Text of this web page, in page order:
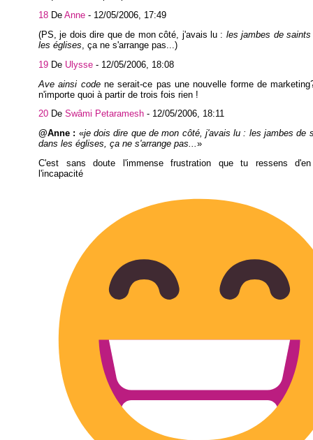
18 De Anne - 12/05/2006, 17:49
(PS, je dois dire que de mon côté, j'avais lu : les jambes de
les églises , ça ne s'arrange pas...)
19 De Ulysse - 12/05/2006, 18:08
Ave ainsi codene serait-ce pas une nouvelle forme de
n'importe quoi à partir de trois fois rien !
20 De Swâmi Petaramesh - 12/05/2006, 18:11
@Anne :
je dois dire que de mon côté, j'avais lu : les jambes de
dans les églises, ça ne s'arrange pas...
C'est sans doute l'immense frustration que tu ressens
l'incapacité